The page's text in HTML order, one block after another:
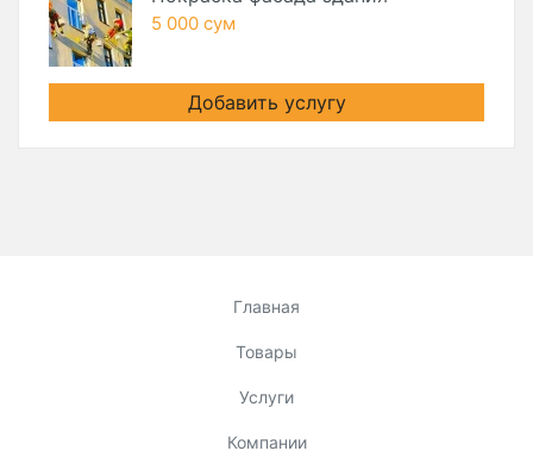
5 000 сум
Добавить услугу
Главная
Товары
Услуги
Компании